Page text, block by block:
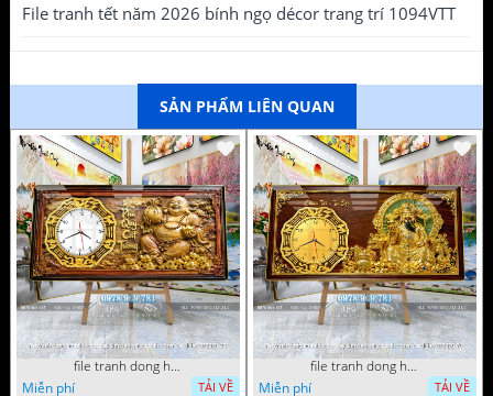
File tranh tết năm 2026 bính ngọ décor trang trí 1094VTT
SẢN PHẨM LIÊN QUAN
file tranh dong ho tai loc tet cay kim tien phuc loc tho than tai di lac 072026 93
Miễn phí
TẢI VỀ
file tranh dong ho tai loc tet cay kim tien phuc loc tho than tai di lac 072026 70
Miễn phí
TẢI VỀ